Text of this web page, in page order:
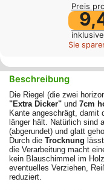
Preis
Sie
Beschreibung
Die Riegel (die zwei
"Extra Dicker" und 7cm
Kante angeschrägt, damit
länger hält. Natürlich sind
(abgerundet) und glatt
Durch die Trocknung
die Verarbeitung macht
kein Blauschimmel im
eventuelles Verziehen,
reduziert.